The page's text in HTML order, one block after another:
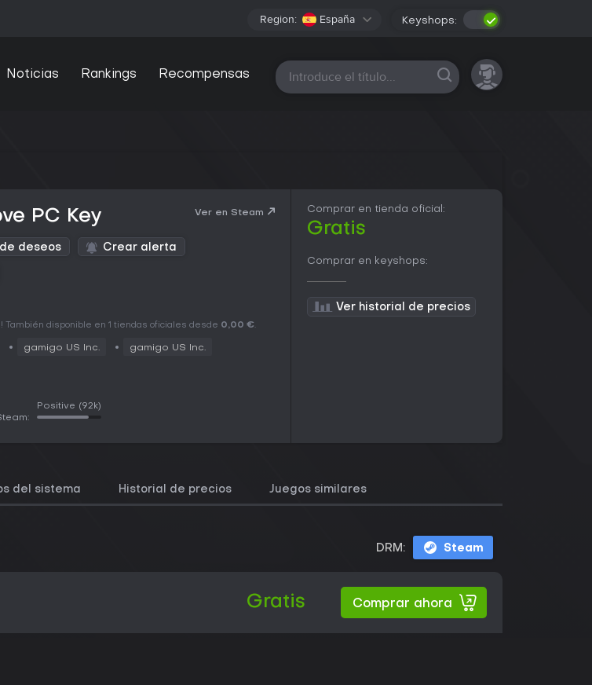
Region: España Keyshops:
Noticias Rankings Recompensas Todas las plataformas
PC Key Ver en Steam
deseos Crear alerta
También disponible en 1 tiendas oficiales desde 0,00 €.
gamigo US Inc. gamigo US Inc.
Positive (92k)
Comprar en tienda oficial:
Gratis
Comprar en keyshops:
Ver historial de precios
del sistema Historial de precios Juegos similares
DRM: Steam
Gratis Comprar ahora